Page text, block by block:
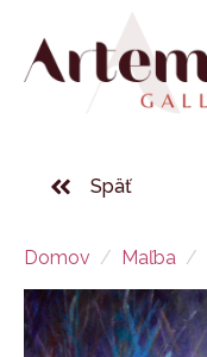
Späť
Domov Maľba